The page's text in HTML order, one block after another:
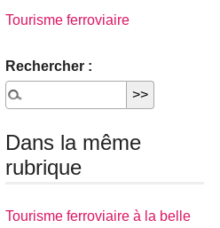
Tourisme ferroviaire
Rechercher :
Dans la même
rubrique
Tourisme ferroviaire à la belle